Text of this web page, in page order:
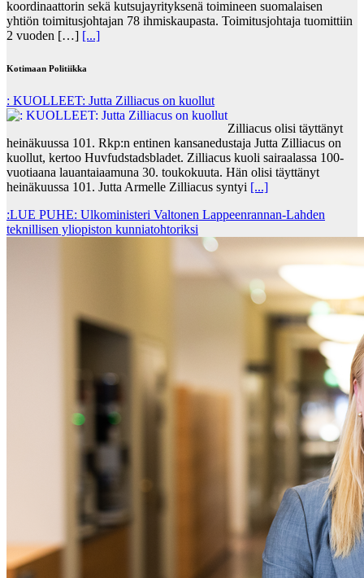
koordinaattorin sekä kutsujayrityksenä toimineen suomalaisen
yhtiön toimitusjohtajan 78 ihmiskaupasta. Toimitusjohtaja tuomittiin
2 vuoden […] [...]
Kotimaan Politiikka
: KUOLLEET: Jutta Zilliacus on kuollut
Zilliacus olisi täyttänyt
heinäkuussa 101. Rkp:n entinen kansanedustaja Jutta Zilliacus on
kuollut, kertoo Huvfudstadsbladet. Zilliacus kuoli sairaalassa 100-
vuotiaana lauantaiaamuna 30. toukokuuta. Hän olisi täyttänyt
heinäkuussa 101. Jutta Armelle Zilliacus syntyi [...]
:LUE PUHE: Ulkoministeri Valtonen Lappeenrannan-Lahden
teknillisen yliopiston kunniatohtoriksi